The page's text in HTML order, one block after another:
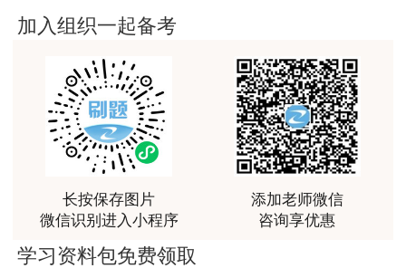
听他的课过的！
用户m9****18
客户回复迅速，热心解答，购买体验很不错。
用户m2****88
讲得好
林老师讲得非常好！
用户m8****66
加入组织一起备考
长按保存图片
微信识别进入小程序
添加老师微信
咨询享优惠
学习资料包免费领取